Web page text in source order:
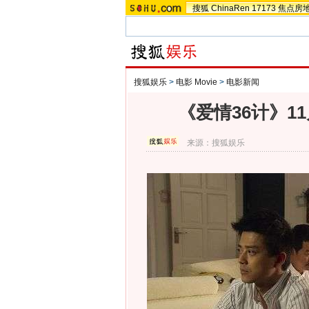
搜狐 ChinaRen 17173 焦点房
搜狐娱乐 > 电影 Movie > 电影新闻
《爱情36计》
来源：搜狐娱乐